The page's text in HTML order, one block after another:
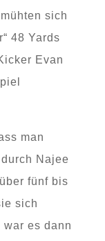
sich
48 Yards
Evan
man
Najee
fünf bis
sich
es dann